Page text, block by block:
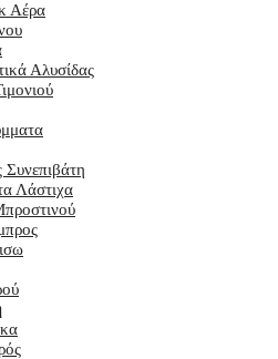
Αέρα
Αλυσίδας
Συνεπιβάτη
Λάστιχα